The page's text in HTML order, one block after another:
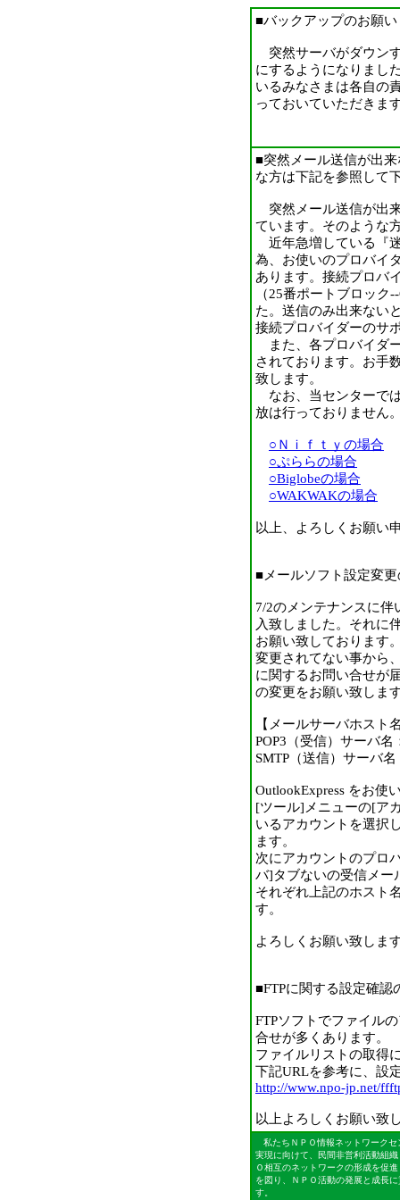
■バックアップのお願い
突然サーバがダウン
にするようになりまし
いるみなさまは各自の
っておいていただきま
■突然メール送信が出
な方は下記を参照して
突然メール送信が出
ています。そのような
近年急増している『
為、お使いのプロバイ
あります。接続プロバ
（25番ポートブロック
た。送信のみ出来ない
接続プロバイダーのサ
また、各プロバイダ
されております。お手
致します。
なお、当センターで
放は行っておりません
○Ｎｉｆｔｙの場合
○ぷららの場合
○Biglobeの場合
○WAKWAKの場合
以上、よろしくお願い
■メールソフト設定変
7/2のメンテナンスに
入致しました。それに
お願い致しております
変更されてない事から
に関するお問い合せが
の変更をお願い致しま
【メールサーバホスト
POP3（受信）サーバ名
SMTP（送信）サーバ
OutlookExpress をお使
[ツール]メニューの[ア
いるアカウントを選択
ます。
次にアカウントのプロ
バ]タブないの受信メー
それぞれ上記のホスト
す。
よろしくお願い致しま
■FTPに関する設定確認
FTPソフトでファイル
合せが多くあります。
ファイルリストの取得
下記URLを参考に、設
http://www.npo-jp.net/
以上よろしくお願い致
私たちＮＰＯ情報ネットワーク
実現に向けて、民間非営利活動組
Ｏ相互のネットワークの形成を促
を図り、ＮＰＯ活動の発展と成長
す。